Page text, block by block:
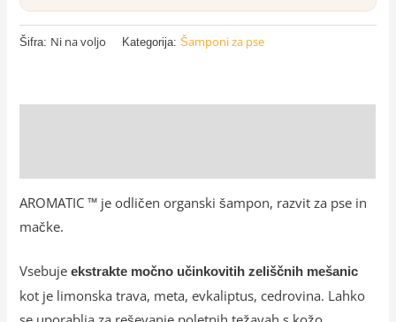
Šifra: Ni na voljo Kategorija:Šamponi za pse
AROMATIC ™ je odličen organski šampon, razvit za pse in
mačke.
Vsebujeekstrakte močno učinkovitih zeliščnih mešanic
kot je limonska trava, meta, evkaliptus, cedrovina. Lahko